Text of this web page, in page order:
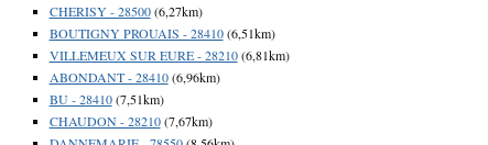
CHERISY - 28500(6,27km)
BOUTIGNY PROUAIS - 28410(6,51km)
VILLEMEUX SUR EURE - 28210(6,81km)
ABONDANT - 28410(6,96km)
BU - 28410(7,51km)
CHAUDON - 28210(7,67km)